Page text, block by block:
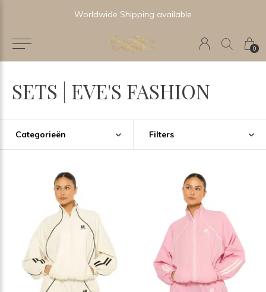
0
Newest & Trending Collections
SETS | EVE'S FASHION
Categorieën Filters